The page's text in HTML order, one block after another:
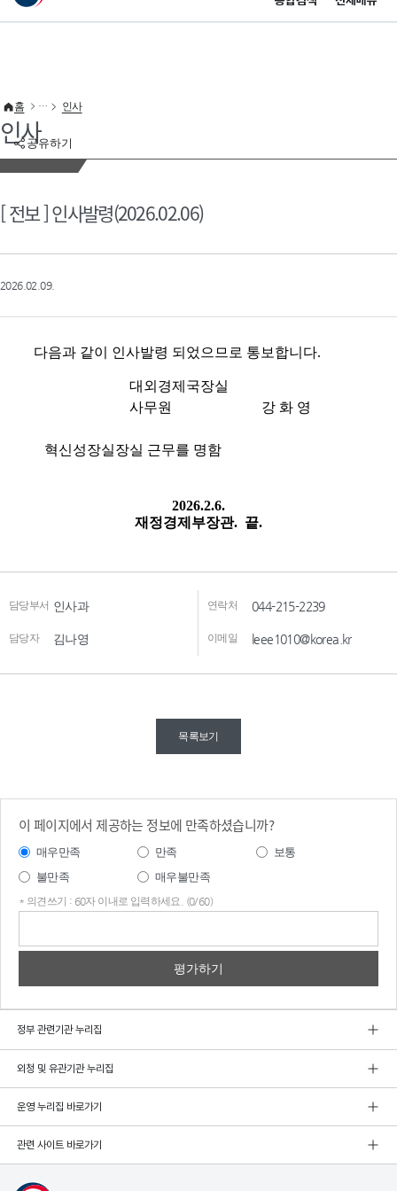
이 누리집은 대한민국 공식 전자정부 누리집입니다.
공유하기
홈 인사
인사
[ 전보 ] 인사발령(2026.02.06)
2026.02.09.
담당부서 인사과 연락처 044-215-2239
담당자 김나영 이메일 leee1010@korea.kr
목록보기
이 페이지에서 제공하는 정보에 만족하셨습니까?
매우만족 만족
보통
불만족
매우불만족
* 의견쓰기 : 60자 이내로 입력하세요. (0/60)
정부 관련기관 누리집
외청 및 유관기관 누리집
운영 누리집 바로가기
관련 사이트 바로가기